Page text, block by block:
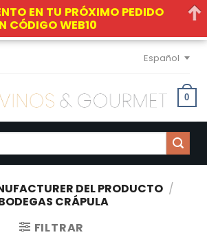
Español
0
DEL PRODUCTO /
CRÁPULA
FILTRAR
EN TU PRÓXIMO PEDIDO
CÓDIGO WEB10